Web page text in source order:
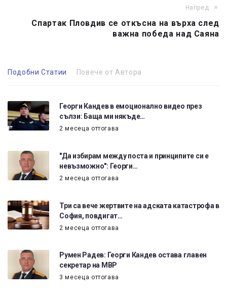
Напред
Спартак Пловдив се откъсна на върха след
важна победа над Саяна
Подобни Статии Повече от Автора
Георги Кандев в емоционално видео през
сълзи: Баща ми някъде…
2 месеца оттогава
"Да избирам между поста и принципите си е
невъзможно": Георги…
2 месеца оттогава
Три са вече жертвите на адската катастрофа в
София, повдигат…
2 месеца оттогава
Румен Радев: Георги Кандев остава главен
секретар на МВР
3 месеца оттогава